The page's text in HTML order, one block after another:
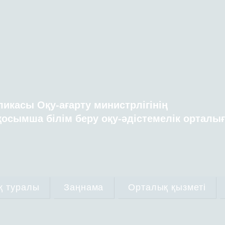
Оқу-ағарту министрлігінің
білім беру оқу-әдістемелік
туралы Заңнама Орталық қызметі